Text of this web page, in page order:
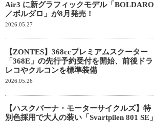
Air3 に新グラフィックモデル「BOLDARO
／ボルダロ」が8月発売！
2026.05.27
【ZONTES】368ccプレミアムスクーター
「368E」の先行予約受付を開始、前後ドラ
レコやクルコンを標準装備
2026.05.26
【ハスクバーナ・モーターサイクルズ】特
別色採用で大人の装い「Svartpilen 801 SE」